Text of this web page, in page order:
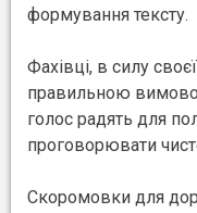
формування тексту.
Фахівці, в силу
правильною
голос радять для
проговорювати
Скоромовки для